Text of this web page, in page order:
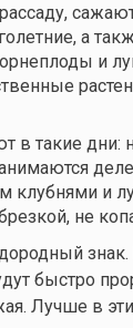
а
и
в такие дни:
клубнями и
не
быстро
Лучше в